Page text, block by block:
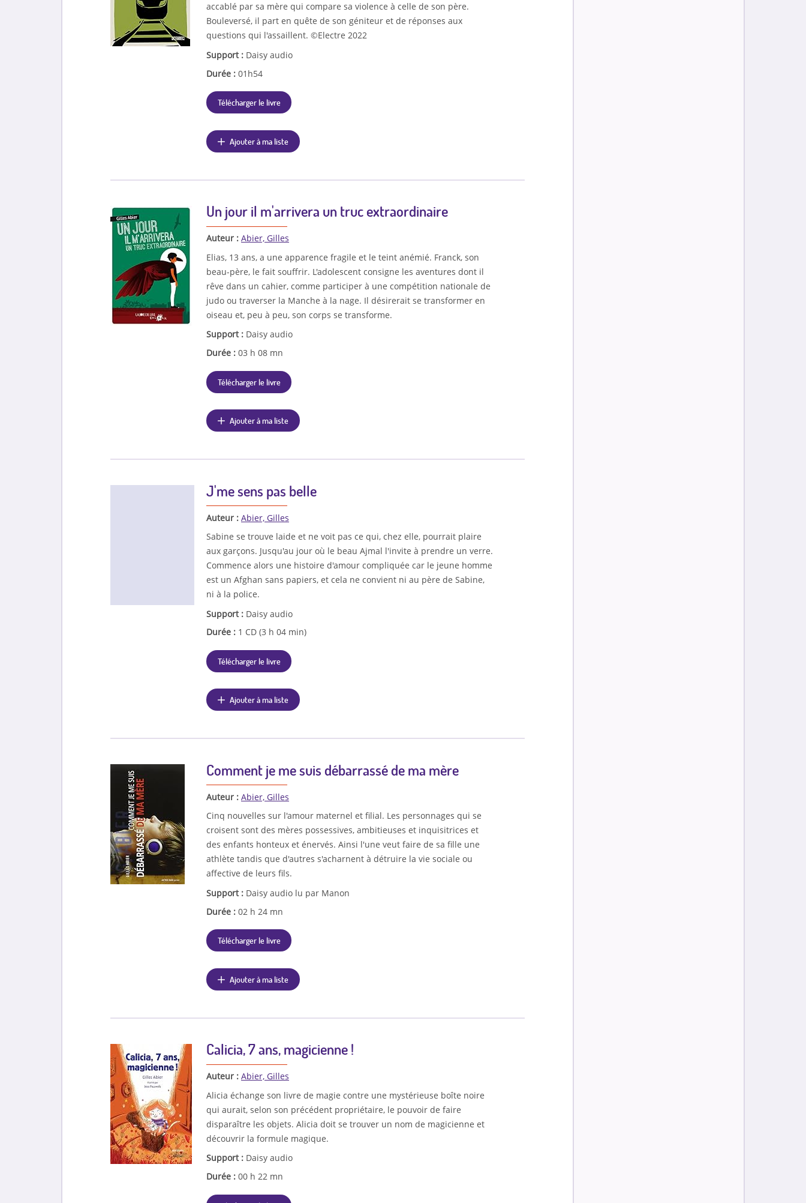
accablé par sa mère qui compare sa violence à celle de son père.
Bouleversé, il part en quête de son géniteur et de réponses aux
questions qui l'assaillent. ©Electre 2022
Support : Daisy audio
Durée : 01h54
Télécharger le livre
Ajouter à ma liste
Un jour il m'arrivera un truc extraordinaire
Auteur : Abier, Gilles
Elias, 13 ans, a une apparence fragile et le teint anémié. Franck, son
beau-père, le fait souffrir. L'adolescent consigne les aventures dont il
rêve dans un cahier, comme participer à une compétition nationale de
judo ou traverser la Manche à la nage. Il désirerait se transformer en
oiseau et, peu à peu, son corps se transforme.
Support : Daisy audio
Durée : 03 h 08 mn
Télécharger le livre
Ajouter à ma liste
J'me sens pas belle
Auteur : Abier, Gilles
Sabine se trouve laide et ne voit pas ce qui, chez elle, pourrait plaire
aux garçons. Jusqu'au jour où le beau Ajmal l'invite à prendre un verre.
Commence alors une histoire d'amour compliquée car le jeune homme
est un Afghan sans papiers, et cela ne convient ni au père de Sabine,
ni à la police.
Support : Daisy audio
Durée : 1 CD (3 h 04 min)
Télécharger le livre
Ajouter à ma liste
Comment je me suis débarrassé de ma mère
Auteur : Abier, Gilles
Cinq nouvelles sur l'amour maternel et filial. Les personnages qui se
croisent sont des mères possessives, ambitieuses et inquisitrices et
des enfants honteux et énervés. Ainsi l'une veut faire de sa fille une
athlète tandis que d'autres s'acharnent à détruire la vie sociale ou
affective de leurs fils.
Support : Daisy audio lu par Manon
Durée : 02 h 24 mn
Télécharger le livre
Ajouter à ma liste
Calicia, 7 ans, magicienne !
Auteur : Abier, Gilles
Alicia échange son livre de magie contre une mystérieuse boîte noire
qui aurait, selon son précédent propriétaire, le pouvoir de faire
disparaître les objets. Alicia doit se trouver un nom de magicienne et
découvrir la formule magique.
Support : Daisy audio
Durée : 00 h 22 mn